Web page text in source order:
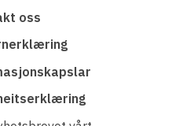
oss